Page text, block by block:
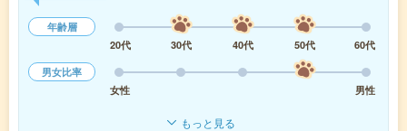
年齢層
20代
30代 40代 50代
60代
男女比率
女性
男性
もっと見る